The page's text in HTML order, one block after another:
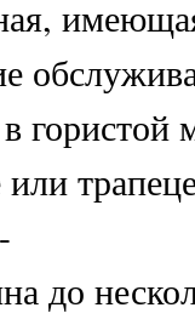
гористой
или
до